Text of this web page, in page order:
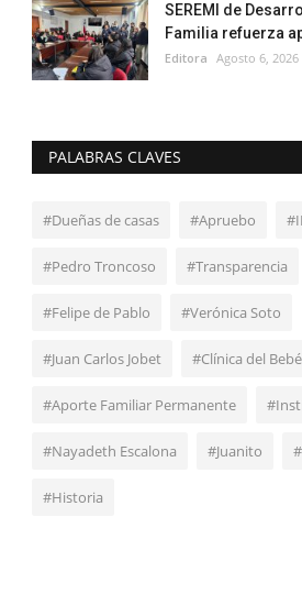
SEREMI de
Familia refuerza
Editora Agosto 6, 2026
PALABRAS CLAVES
#Dueñas de casas #Apruebo
#Pedro Troncoso #Transparencia
#Felipe de Pablo #Verónica Soto
#Juan Carlos Jobet #Clínica del Bebé
#Aporte Familiar Permanente
#Nayadeth Escalona #Juanito
#Historia